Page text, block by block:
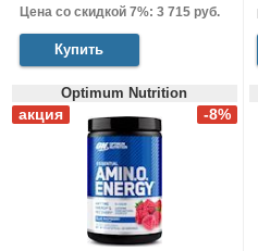
Цена со скидкой 7%: 3 715 руб.
Купить
Optimum Nutrition